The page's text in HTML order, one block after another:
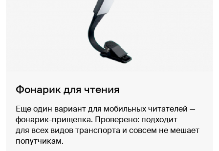
Фонарик для чтения
Еще один вариант для мобильных читателей —
фонарик-прищепка. Проверено: подходит
для всех видов транспорта и совсем не мешает
попутчикам.